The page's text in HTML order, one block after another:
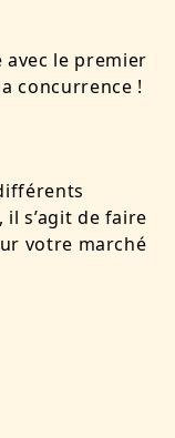
avec le premier
concurrence !
s’agit de faire
votre marché